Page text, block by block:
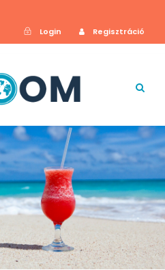
Login
Regisztráció